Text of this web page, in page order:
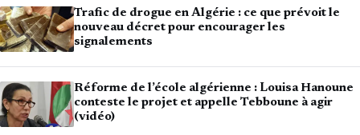
Trafic de drogue en Algérie : ce que prévoit le
nouveau décret pour encourager les
signalements
Réforme de l’école algérienne : Louisa Hanoune
conteste le projet et appelle Tebboune à agir
(vidéo)